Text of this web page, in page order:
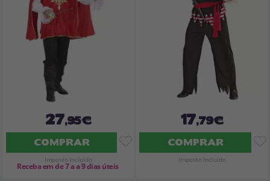
27,95€
COMPRAR
Imposto Incluído
Receba em de 7 a a 9 dias úteis
17,79€
COMPRAR
Imposto Incluído